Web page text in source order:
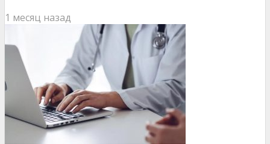
1 месяц назад